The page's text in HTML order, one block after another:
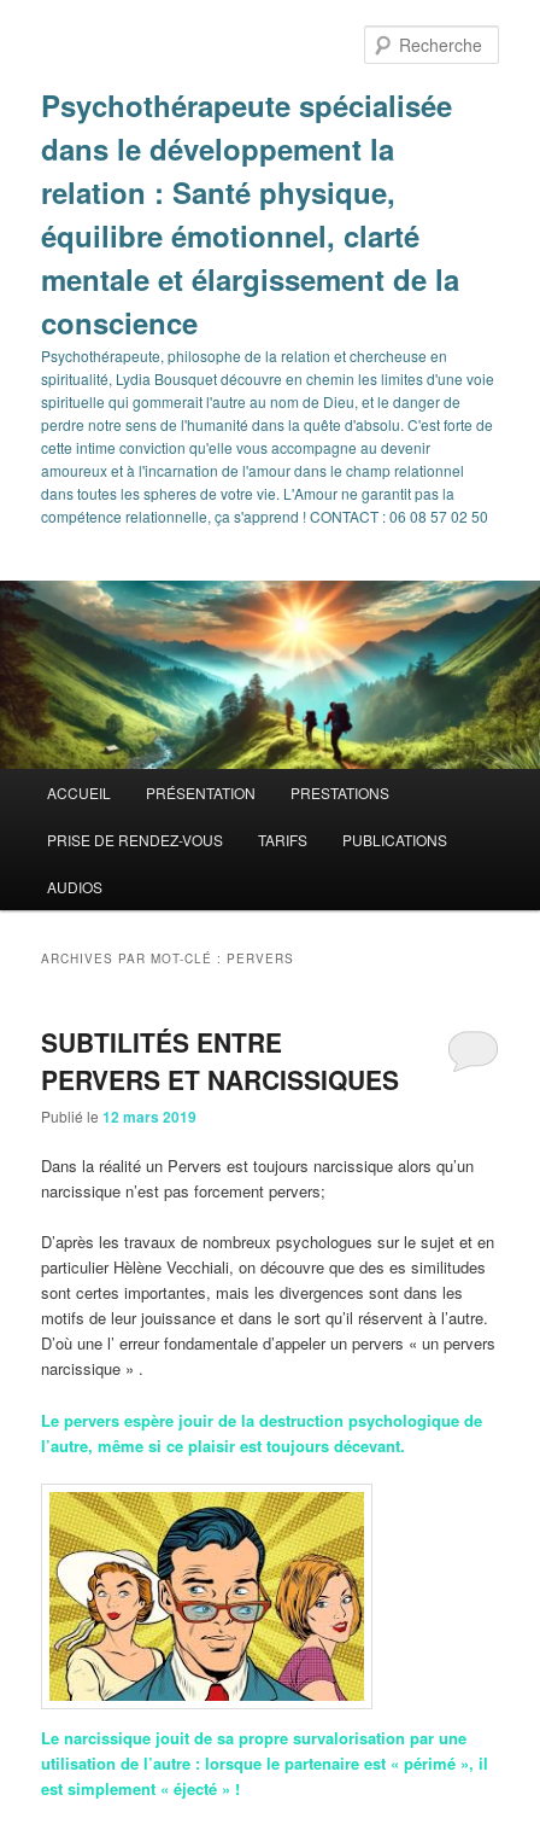
Psychothérapeute spécialisée
dans le développement la
relation : Santé physique,
équilibre émotionnel, clarté
mentale et élargissement de la
conscience
Psychothérapeute, philosophe de la relation et chercheuse en
spiritualité, Lydia Bousquet découvre en chemin les limites d'une voie
spirituelle qui gommerait l'autre au nom de Dieu, et le danger de
perdre notre sens de l'humanité dans la quête d'absolu. C'est forte de
cette intime conviction qu'elle vous accompagne au devenir
amoureux et à l'incarnation de l'amour dans le champ relationnel
dans toutes les spheres de votre vie. L'Amour ne garantit pas la
compétence relationnelle, ça s'apprend ! CONTACT : 06 08 57 02 50
principal
ACCUEIL PRÉSENTATION PRESTATIONS
PRISE DE RENDEZ-VOUS TARIFS PUBLICATIONS
AUDIOS
ARCHIVES PAR MOT-CLÉ : PERVERS
SUBTILITÉS ENTRE
PERVERS ET NARCISSIQUES
Publié le12 mars 2019
Dans la réalité un Pervers est toujours narcissique alors qu’un
narcissique n’est pas forcement pervers;
D’après les travaux de nombreux psychologues sur le sujet et en
particulier Hèlène Vecchiali, on découvre que des es similitudes
sont certes importantes, mais les divergences sont dans les
motifs de leur jouissance et dans le sort qu’il réservent à l’autre.
D’où une l’ erreur fondamentale d’appeler un pervers « un pervers
narcissique » .
Le pervers espère jouir de la destruction psychologique de
l’autre, même si ce plaisir est toujours décevant.
Le narcissique jouit de sa propre survalorisation par une
utilisation de l’autre : lorsque le partenaire est « périmé », il
est simplement « éjecté » !